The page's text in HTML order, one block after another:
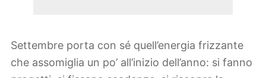
Settembre porta con sé quell’energia frizzante
che assomiglia un po’ all’inizio dell’anno: si fanno